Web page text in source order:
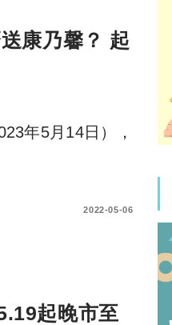
康乃馨？ 起
年5月14日），
2022-05-06
起晚市至